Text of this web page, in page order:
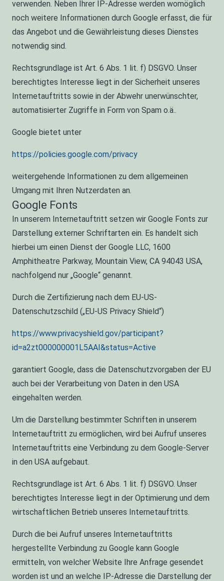
verwenden. Neben Ihrer IP-Adresse werden womöglich
noch weitere Informationen durch Google erfasst, die für
das Angebot und die Gewährleistung dieses Dienstes
notwendig sind.
Rechtsgrundlage ist Art. 6 Abs. 1 lit. f) DSGVO. Unser
berechtigtes Interesse liegt in der Sicherheit unseres
Internetauftritts sowie in der Abwehr unerwünschter,
automatisierter Zugriffe in Form von Spam o.ä..
Google bietet unter
https://policies.google.com/privacy
weitergehende Informationen zu dem allgemeinen
Umgang mit Ihren Nutzerdaten an.
Google Fonts
In unserem Internetauftritt setzen wir Google Fonts zur
Darstellung externer Schriftarten ein. Es handelt sich
hierbei um einen Dienst der Google LLC, 1600
Amphitheatre Parkway, Mountain View, CA 94043 USA,
nachfolgend nur „Google“ genannt.
Durch die Zertifizierung nach dem EU-US-
Datenschutzschild („EU-US Privacy Shield“)
https://www.privacyshield.gov/participant?
id=a2zt000000001L5AAI&status=Active
garantiert Google, dass die Datenschutzvorgaben der EU
auch bei der Verarbeitung von Daten in den USA
eingehalten werden.
Um die Darstellung bestimmter Schriften in unserem
Internetauftritt zu ermöglichen, wird bei Aufruf unseres
Internetauftritts eine Verbindung zu dem Google-Server
in den USA aufgebaut.
Rechtsgrundlage ist Art. 6 Abs. 1 lit. f) DSGVO. Unser
berechtigtes Interesse liegt in der Optimierung und dem
wirtschaftlichen Betrieb unseres Internetauftritts.
Durch die bei Aufruf unseres Internetauftritts
hergestellte Verbindung zu Google kann Google
ermitteln, von welcher Website Ihre Anfrage gesendet
worden ist und an welche IP-Adresse die Darstellung der